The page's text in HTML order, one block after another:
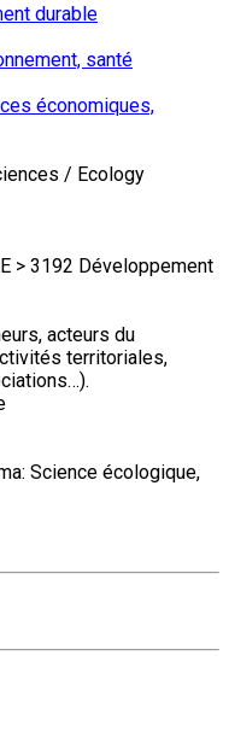
durable
santé
économiques,
/ Ecology
> 3192 Développement
acteurs du
territoriales,
Science écologique,